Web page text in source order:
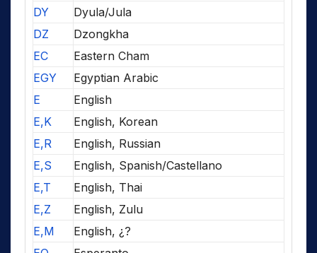
DY
Dyula/Jula
DZ
Dzongkha
EC
Eastern Cham
EGY
Egyptian Arabic
E
English
E,K
English, Korean
E,R
English, Russian
E,S
English, Spanish/Castellano
E,T
English, Thai
E,Z
English, Zulu
E,M
English, ¿?